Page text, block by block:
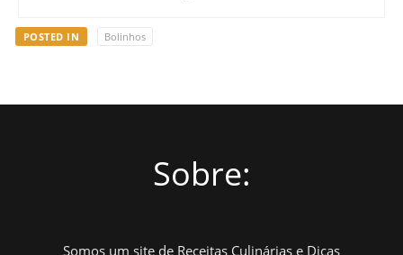
POSTED IN Bolinhos
Sobre:
Somos um site de Receitas Culinárias e Dicas